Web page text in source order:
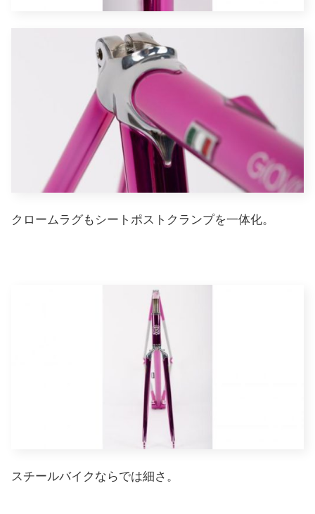
クロームラグもシートポストクランプを一体化。
スチールバイクならでは細さ。